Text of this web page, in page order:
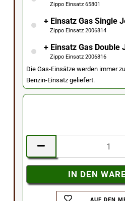
Zippo Einsatz 65801
+ Einsatz Gas Single
Zippo Einsatz 2006814
+ Einsatz Gas Double
Zippo Einsatz 2006816
Die Gas-Einsätze werden immer
Benzin-Einsatz geliefert.